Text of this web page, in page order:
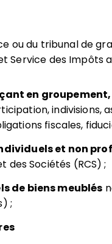
ou du tribunal de
Service des Impôts
en
indivisions,
fiscales,
et non
des Sociétés (RCS) ;
de biens meublés
;